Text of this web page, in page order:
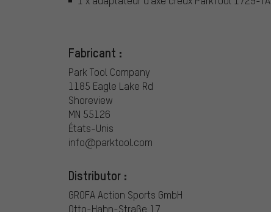
Fabricant :
Park Tool Company
1185 Eagle Lake Rd
Shoreview
MN 55126
États-Unis
info@parktool.com
Distributor :
GROFA Action Sports GmbH
Otto-Hahn-Straße 17